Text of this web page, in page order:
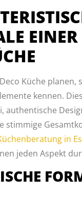
Küche planen,
kennen.
authentische
stimmige
in
jeden Aspekt